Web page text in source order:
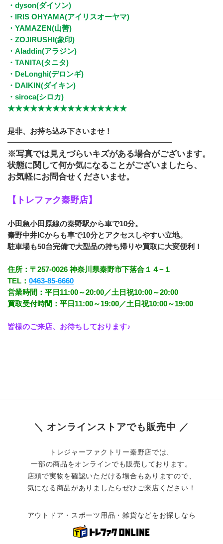
・dyson(ダイソン)
・IRIS OHYAMA(アイリスオーヤマ)
・YAMAZEN(山善)
・ZOJIRUSHI(象印)
・Aladdin(アラジン)
・TANITA(タニタ)
・DeLonghi(デロンギ)
・DAIKIN(ダイキン)
・siroca(シロカ)
★★★★★★★★★★★★★★★★
是非、お持ち込み下さいませ！
━━━━━━━━━━━━━━━━━━━━━━
※写真では見えづらいキズがある場合がございます。
状態に関して何か気になることがございましたら、
お気軽にお問合せくださいませ。
【トレファク秦野店】
小田急小田原線の秦野駅から車で10分。
秦野中井ICからも車で10分とアクセスしやすい立地。
駐車場も50台完備で大型品の持ち帰りや買取に大変便利！
住所：〒257-0026 神奈川県秦野市下落合１４−１
TEL： 0463-85-6660
営業時間：平日11:00～20:00／土日祝10:00～20:00
買取受付時間：平日11:00～19:00／土日祝10:00～19:00
皆様のご来店、お待ちしております♪
＼ オンラインストアでも販売中 ／
トレジャーファクトリー秦野店では、
一部の商品をオンラインでも販売しております。
店頭で実物を確認いただける場合もありますので、
気になる商品がありましたらぜひご来店ください！
アウトドア・スポーツ用品・雑貨などをお探しなら